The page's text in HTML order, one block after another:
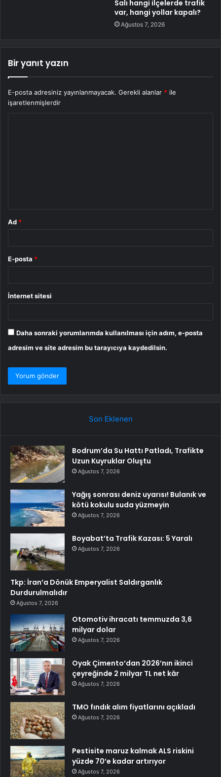
Salı hangi ilçelerde trafik
var, hangi yollar kapalı?
Ağustos 7, 2026
Bir yanıt yazın
E-posta adresiniz yayınlanmayacak. Gerekli alanlar * ile
işaretlenmişlerdir
Ad *
E-posta *
İnternet sitesi
Daha sonraki yorumlarımda kullanılması için adım, e-posta
adresim ve site adresim bu tarayıcıya kaydedilsin.
Son Eklenen
Bodrum’da Su Hattı Patladı, Trafikte
Uzun Kuyruklar Oluştu
Ağustos 7, 2026
Yağış sonrası deniz uyarısı! Bulanık ve
kötü kokulu suda yüzmeyin
Ağustos 7, 2026
Boyabat’ta Trafik Kazası: 5 Yaralı
Ağustos 7, 2026
Tkp: İran’a Dönük Emperyalist Saldırganlık
Durdurulmalıdır
Ağustos 7, 2026
Otomotiv ihracatı temmuzda 3,6
milyar dolar
Ağustos 7, 2026
Oyak Çimento’dan 2026’nın ikinci
çeyreğinde 2 milyar TL net kâr
Ağustos 7, 2026
TMO fındık alım fiyatlarını açıkladı
Ağustos 7, 2026
Pestisite maruz kalmak ALS riskini
yüzde 70’e kadar artırıyor
Ağustos 7, 2026